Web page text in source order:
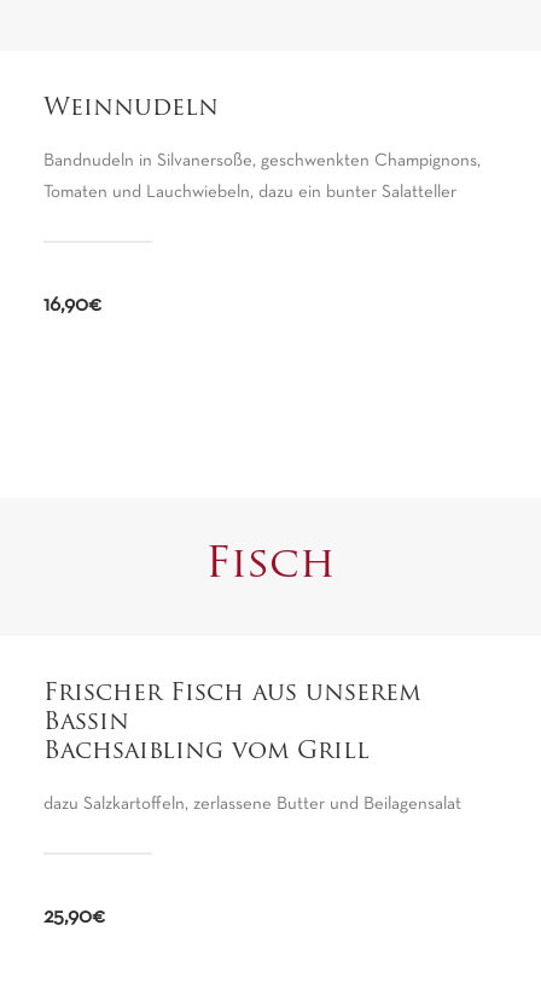
Weinnudeln
Bandnudeln in Silvanersoße, geschwenkten Champignons,
Tomaten und Lauchwiebeln, dazu ein bunter Salatteller
16,90€
Fisch
Frischer Fisch aus unserem
Bassin
Bachsaibling vom Grill
dazu Salzkartoffeln, zerlassene Butter und Beilagensalat
25,90€